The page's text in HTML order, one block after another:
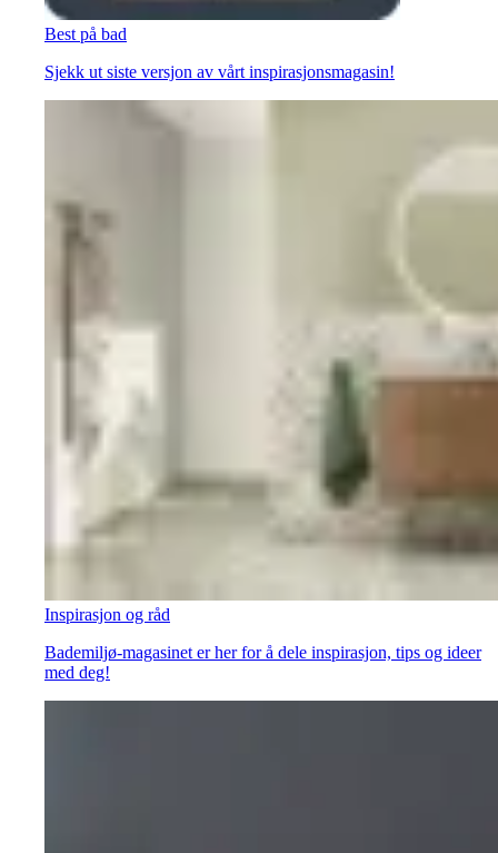
Best på bad
Sjekk ut siste versjon av vårt inspirasjonsmagasin!
Inspirasjon og råd
Bademiljø-magasinet er her for å dele inspirasjon, tips og ideer
med deg!